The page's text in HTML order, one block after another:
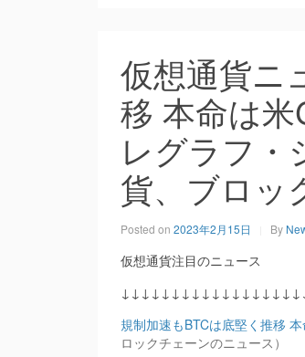
仮想通貨ニ
移 本命は
レグラフ・
貨、ブロッ
Posted on 2023年2月15日 By
仮想通貨注目のニュース
規制加速もBTCは底堅く推移
ロックチェーンのニュース）